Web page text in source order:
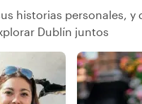
historias personales, y
Dublín juntos